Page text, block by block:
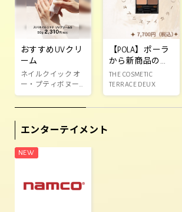
おすすめUVクリ
ーム
ネイルクイック オ
ー・プティボヌー
ル
【POLA】ポーラ
から新商品のお
知らせ‼️
THE COSMETIC
TERRACE DEUX
エンターテイメント